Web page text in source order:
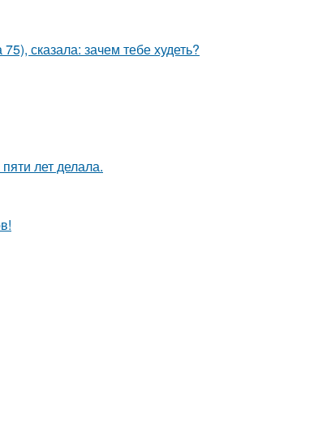
сказала: зачем тебе худеть?
лет делала.